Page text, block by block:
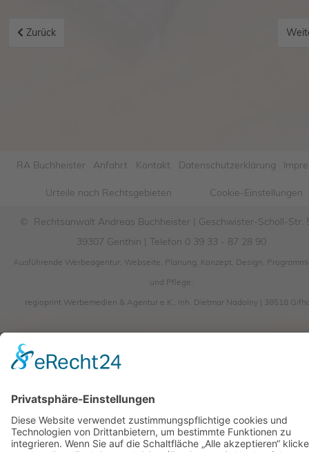
Vorheriger Beitrag: Der Junghengst auf der Koppel schwer
Zurück
RA Buchheister Anfahrt Kontakt Datenschutzerklärung
Urteile nach Rechtsgebieten Cookie-Einstellungen
© Rechtsanwalt Andreas Buchheister | Geschwister-Scholl-Str.
39307 Genthin | Telefon 0 39 33 - 87 28 90
Ausführende Werbeagentur; Webseite, Planung, Konzept, Design,
und Pflege:
regioprint Werbemedien & Agentur e.K., Inh. Dietmar Nadolny | 38518